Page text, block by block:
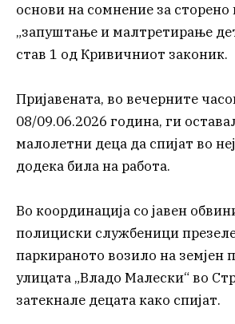
основи на сомнение за
„запуштање и малтретирање
став 1 од Кривичниот законик.
Пријавената, во вечерните
08/09.06.2026 година, ги
малолетни деца да спијат во
додека била на работа.
Во координација со јавен
полициски службеници
паркираното возило на земјен
улицата „Владо Малески“ во
затекнале децата како спијат.